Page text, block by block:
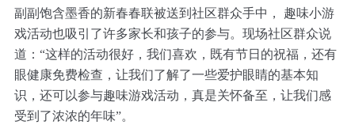
副副饱含墨香的新春春联被送到社区群众手中， 趣味小游
戏活动也吸引了许多家长和孩子的参与。现场社区群众说
道：“这样的活动很好，我们喜欢，既有节日的祝福，还有
眼健康免费检查，让我们了解了一些爱护眼睛的基本知
识，还可以参与趣味游戏活动，真是关怀备至，让我们感
受到了浓浓的年味”。